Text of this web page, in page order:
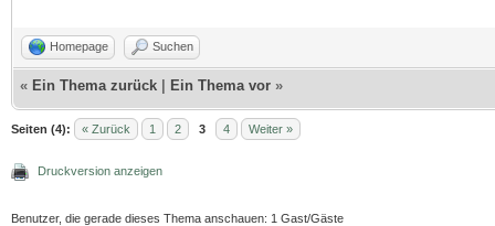
Homepage Suchen
« Ein Thema zurück | Ein Thema vor »
Seiten (4): « Zurück 1 2 3 4 Weiter »
Druckversion anzeigen
Benutzer, die gerade dieses Thema anschauen: 1 Gast/Gäste